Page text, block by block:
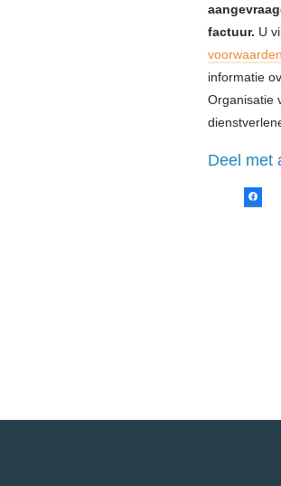
factuur. U
informatie
Organisatie
Deel met